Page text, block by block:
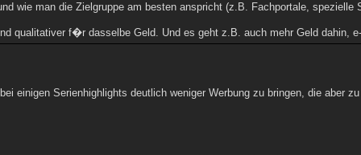
man die Zielgruppe am besten anspricht (z.B. Fachportale,
f�r dasselbe Geld. Und es geht z.B. auch mehr Geld
Serienhighlights deutlich weniger Werbung zu bringen, die